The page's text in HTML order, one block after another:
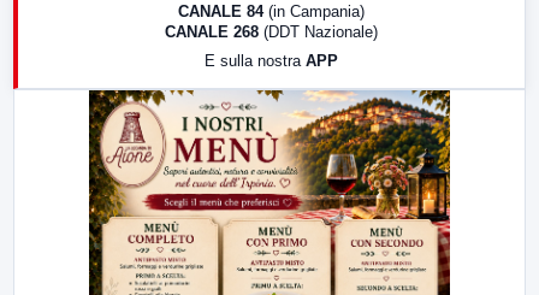
LabNews (replica)
CANALE 84 (in Campania)
CANALE 268 (DDT Nazionale)
E sulla nostra APP